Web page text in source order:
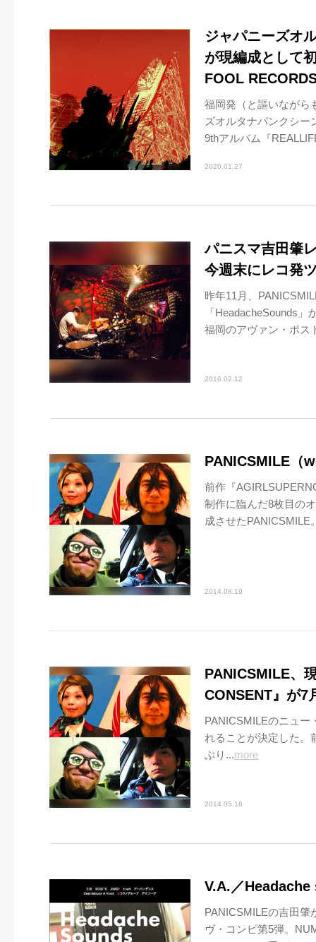
ジャパニーズオ
が現編成として
FOOL
福岡発（と謳いながら
ズオルタナパンクシー
9thアルバム『
2020.01.27
パニスマ吉田肇
今週末にレコ発
昨年11月、
「HeadacheSounds
福岡のアヴァン・ポス
2016.02.12
PANICSMILE（
前作『
制作に臨んだ8枚目の
成させたPANICSMILE
2014.08.19
PANICSMILE、
CONSENT』が7
PANICSMILEのニュー
れることが決定した。
ぶり...more
2014.05.16
V.A.／
PANICSMILEの吉田肇
ヴ・コンピ第5弾。